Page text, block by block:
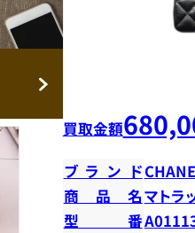
買取金額
ブランド
商品名マトラ
型番